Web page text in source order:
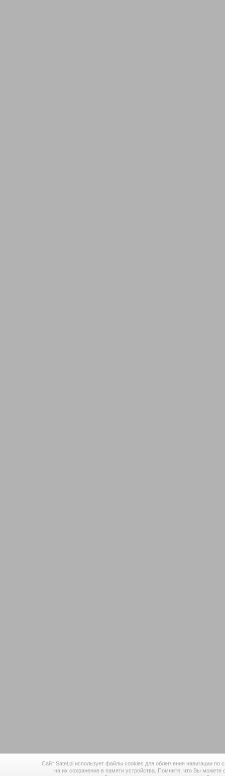
Сайт Satel.pl использует файлы cookies для облегчения навигации по
на их сохранение в памяти устройства. Помните, что Вы